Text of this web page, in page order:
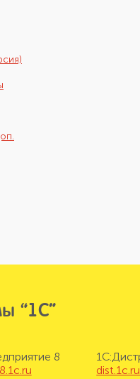
“1С”
8
dist.1c.ru